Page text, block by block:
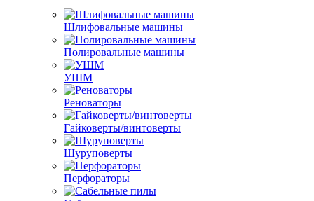
Шлифовальные машины
Полировальные машины
УШМ
Реноваторы
Гайковерты/винтоверты
Шуруповерты
Перфораторы